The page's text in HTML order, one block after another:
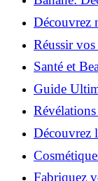
beauté!
Découvrez
vertus du
Réussir
astuces
Santé et
Bien-être
Guide
Bois
Thé Vert
Découvrez
pour Votre
Beauté Éco-
Fabriquez